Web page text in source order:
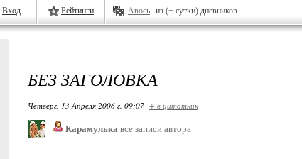
Вход Рейтинги Авось из (+ сутки) дневников
БЕЗ ЗАГОЛОВКА
Четверг, 13 Апреля 2006 г. 09:07 + в цитатник
Карамулька все записи автора
...